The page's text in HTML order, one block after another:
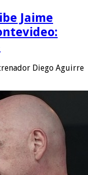
Jaime
Diego Aguirre